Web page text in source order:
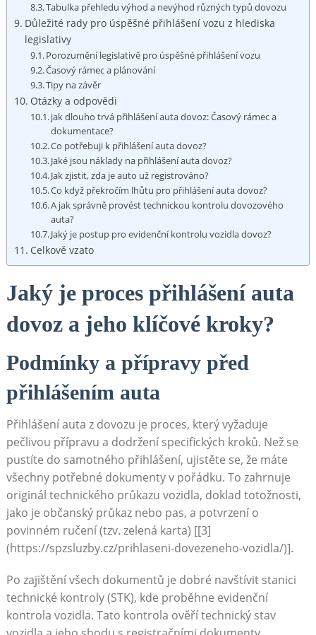
Tabulka přehledu výhod a nevýhod různých typů dovozu
Důležité rady pro úspěšné přihlášení vozu z hlediska
legislativy
Porozumění legislativě pro úspěšné přihlášení vozu
Časový rámec a plánování
Tipy na závěr
Otázky a odpovědi
jak dlouho trvá přihlášení auta dovoz: Časový rámec a
dokumentace?
Co potřebuji k přihlášení auta dovoz?
Jaké jsou náklady na přihlášení auta dovoz?
Jak zjistit, zda je auto už registrováno?
Co když překročím lhůtu pro přihlášení auta dovoz?
A jak správně provést technickou kontrolu dovozového
auta?
Jaký je postup pro evidenční kontrolu vozidla dovoz?
Celkově vzato
Jaký je proces přihlášení auta
dovoz a jeho klíčové kroky?
Podmínky a přípravy před
přihlášením auta
Přihlášení auta z dovozu je proces, který vyžaduje
pečlivou přípravu a dodržení specifických kroků. Než se
pustíte do samotného přihlášení, ujistěte se, že máte
všechny potřebné dokumenty v pořádku. To zahrnuje
originál technického průkazu vozidla, doklad totožnosti,
jako je občanský průkaz nebo pas, a potvrzení o
povinném ručení (tzv. zelená karta) [[3]
(https://spzsluzby.cz/prihlaseni-dovezeneho-vozidla/)].
Po zajištění všech dokumentů je dobré navštívit stanici
technické kontroly (STK), kde proběhne evidenční
kontrola vozidla. Tato kontrola ověří technický stav